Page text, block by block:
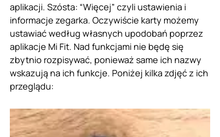
aplikacji. Szósta: “Więcej” czyli ustawienia i
informacje zegarka. Oczywiście karty możemy
ustawiać według własnych upodobań poprzez
aplikacje Mi Fit. Nad funkcjami nie będę się
zbytnio rozpisywać, ponieważ same ich nazwy
wskazują na ich funkcje. Poniżej kilka zdjęć z ich
przeglądu: